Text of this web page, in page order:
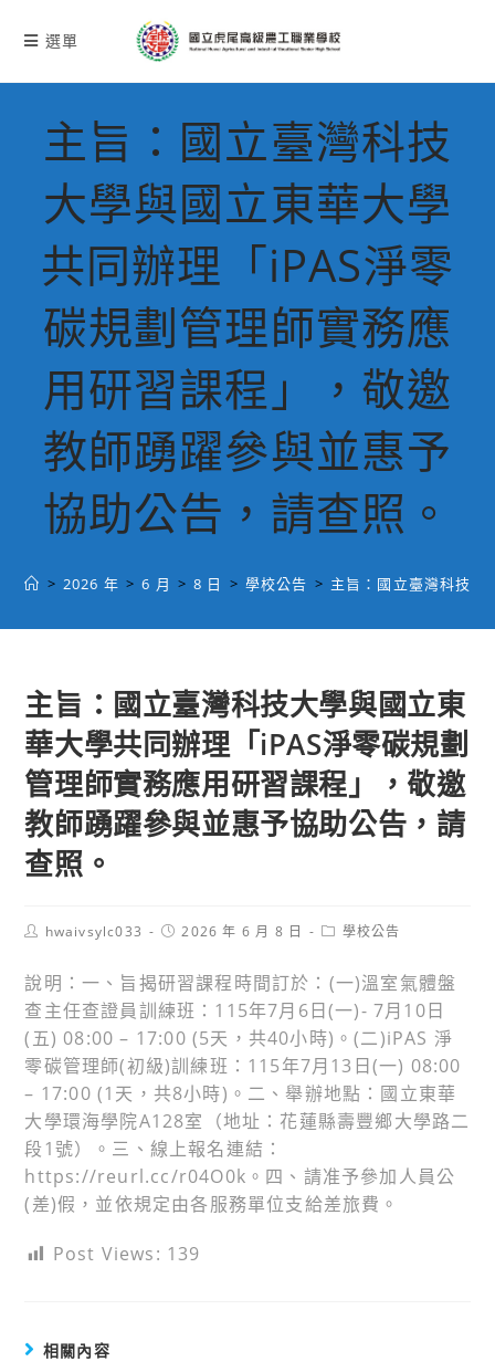
選單
主旨：國立臺灣科技
大學與國立東華大學
共同辦理「iPAS淨零
碳規劃管理師實務應
用研習課程」，敬邀
教師踴躍參與並惠予
協助公告，請查照。
> 2026 年 > 6 月 > 8 日 > 學校公告 > 主旨：國立臺灣科技大
主旨：國立臺灣科技大學與國立東
華大學共同辦理「iPAS淨零碳規劃
管理師實務應用研習課程」，敬邀
教師踴躍參與並惠予協助公告，請
查照。
Posthwaivsylc033
Post2026 年 6 月 8 日
Post學校公告
說明：一、旨揭研習課程時間訂於：(一)溫室氣體盤
查主任查證員訓練班：115年7月6日(一)- 7月10日
(五) 08:00 – 17:00 (5天，共40小時)。(二)iPAS 淨
零碳管理師(初級)訓練班：115年7月13日(一) 08:00
– 17:00 (1天，共8小時)。二、舉辦地點：國立東華
大學環海學院A128室（地址：花蓮縣壽豐鄉大學路二
段1號）。三、線上報名連結：
https://reurl.cc/r04O0k。四、請准予參加人員公
(差)假，並依規定由各服務單位支給差旅費。
Post Views: 139
相關內容